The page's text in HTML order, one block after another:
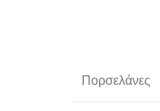
Πορσελάνες